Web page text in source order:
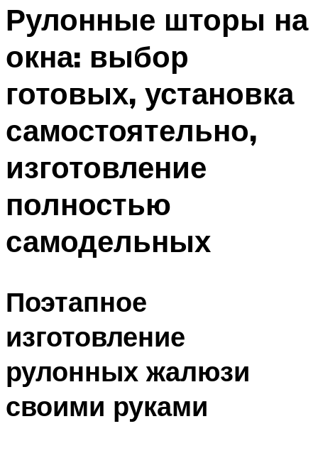
Рулонные шторы на
окна: выбор
готовых, установка
самостоятельно,
изготовление
полностью
самодельных
Поэтапное
изготовление
рулонных жалюзи
своими руками